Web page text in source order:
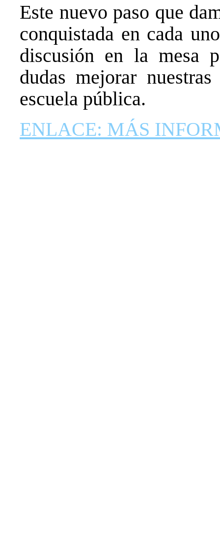
Este nuevo paso que
conquistada en cada
discusión en la mesa
dudas mejorar
escuela pública.
ENLACE: MÁS